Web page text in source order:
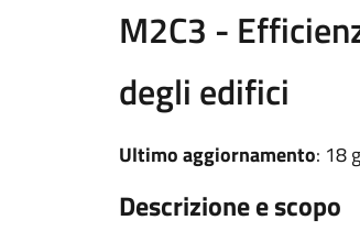
M2C3 -
degli edifici
Ultimo aggiornamento: 18
Descrizione e scopo